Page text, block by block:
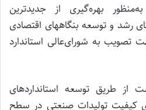
به‌منظور بهره‌گیری از جدیدترین
رشد و توسعه بنگاههای اقتصادی
تصویب به شورای‌عالی استاندارد
است از طریق توسعه استانداردهای
کیفیت تولیدات صنعتی در سطح